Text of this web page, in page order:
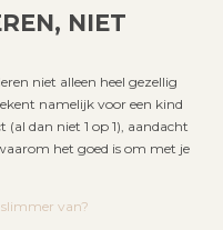
NIET
niet alleen heel gezellig
namelijk voor een kind
dan niet 1 op 1), aandacht
het goed is om met je
van?